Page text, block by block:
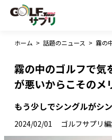
ホーム > 話題のニュース >
霧の中のゴルフで気
が悪いからこそのメ
もう少しでシングルがシ
2024/02/01 ゴルフサプリ